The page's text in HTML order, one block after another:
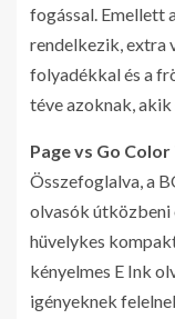
fogással. Emellett
rendelkezik, extra
folyadékkal és a
téve azoknak,
Page vs Go
Összefoglalva, a
olvasók útközbeni
hüvelykes
kényelmes E Ink
igényeknek